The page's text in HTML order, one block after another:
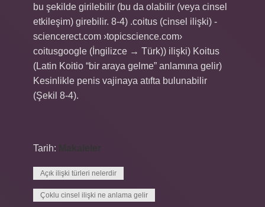
bu şekilde girilebilir (bu da olabilir (veya cinsel
etkileşim) girebilir. 8-4) .coitus (cinsel ilişki) -
sciencerect.com ›topicscience.com›
coitusgoogle (İngilizce → Türk)) ilişki) Koitus
(Latin Koitio “bir araya gelme” anlamına gelir)
Kesinlikle penis vajinaya atıfta bulunabilir
(Şekil 8-4).
Tarih:
Açık ilişki türleri nelerdir
Çoklu cinsel ilişki ne anlama gelir